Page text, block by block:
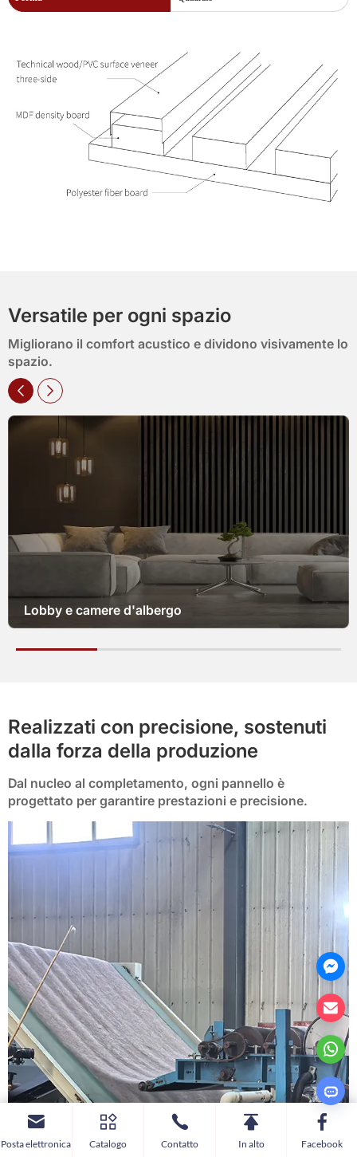
Versatile per ogni spazio
Migliorano il comfort acustico e dividono visivamente lo
spazio.
Sale riunioni e spazi di lavoro per uffici
Realizzati con precisione, sostenuti
dalla forza della produzione
Dal nucleo al completamento, ogni pannello è
progettato per garantire prestazioni e precisione.
Posta elettronica Catalogo Contatto In alto Facebook